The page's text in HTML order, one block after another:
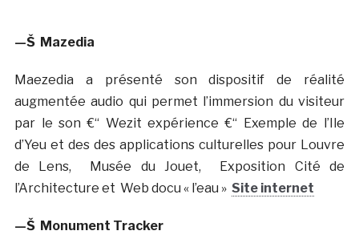
—Š Mazedia
Maezedia a présenté son dispositif de réalité
augmentée audio qui permet l’immersion du visiteur
par le son €“ Wezit expérience €“ Exemple de l’Ile
d’Yeu et des des applications culturelles pour Louvre
de Lens, Musée du Jouet, Exposition Cité de
l’Architecture et Web docu « l’eau » Site internet
—Š Monument Tracker